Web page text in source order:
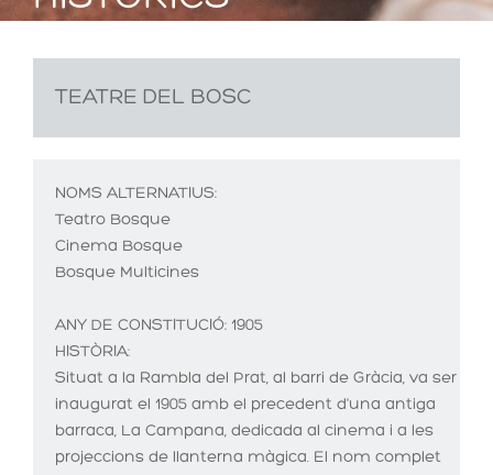
TEATRE DEL BOSC
NOMS ALTERNATIUS:
Teatro Bosque
Cinema Bosque
Bosque Multicines
ANY DE CONSTITUCIÓ: 1905
HISTÒRIA:
Situat a la Rambla del Prat, al barri de Gràcia, va ser
inaugurat el 1905 amb el precedent d'una antiga
barraca, La Campana, dedicada al cinema i a les
projeccions de llanterna màgica. El nom complet